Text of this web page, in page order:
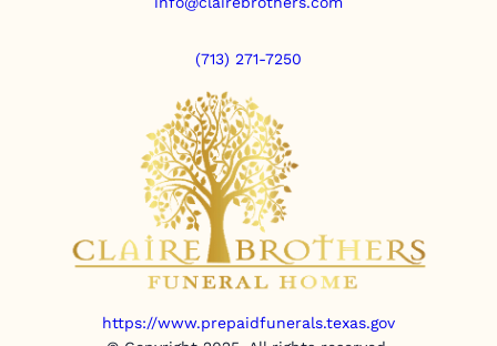
(713) 271-7250
https://www.prepaidfunerals.texas.gov